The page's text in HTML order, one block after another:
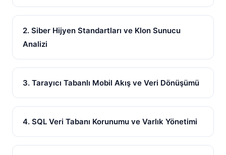
2. Siber Hijyen Standartları ve Klon Sunucu
Analizi
3. Tarayıcı Tabanlı Mobil Akış ve Veri Dönüşümü
4. SQL Veri Tabanı Korunumu ve Varlık Yönetimi